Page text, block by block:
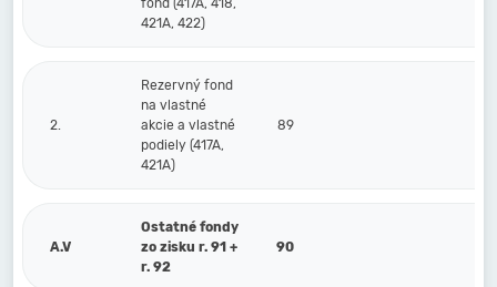
fond (417A, 418,
421A, 422)
2.
Rezervný fond
na vlastné
akcie a vlastné
podiely (417A,
421A)
89
A.V
Ostatné fondy
zo zisku r. 91 +
r. 92
90